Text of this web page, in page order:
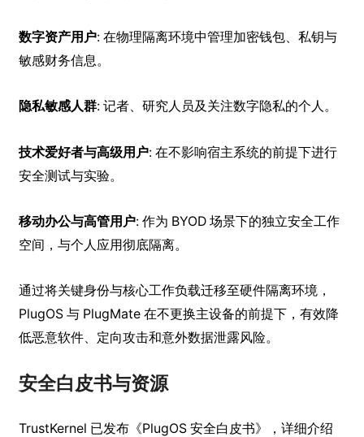
数字资产用户: 在物理隔离环境中管理加密钱包、私钥与
敏感财务信息。
隐私敏感人群: 记者、研究人员及关注数字隐私的个人。
技术爱好者与高级用户: 在不影响宿主系统的前提下进行
安全测试与实验。
移动办公与高管用户: 作为 BYOD 场景下的独立安全工作
空间，与个人应用彻底隔离。
通过将关键身份与核心工作负载迁移至硬件隔离环境，
PlugOS 与 PlugMate 在不更换主设备的前提下，有效降
低恶意软件、定向攻击和意外数据泄露风险。
安全白皮书与资源
TrustKernel 已发布《PlugOS 安全白皮书》，详细介绍